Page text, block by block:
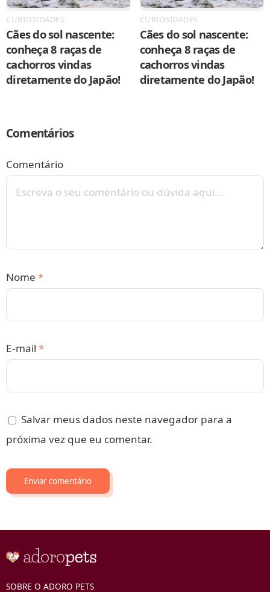
CURIOSIDADES
Cães do sol nascente:
conheça 8 raças de
cachorros vindas
diretamente do Japão!
CURIOSIDADES
Cães do sol nascente:
conheça 8 raças de
cachorros vindas
diretamente do Japão!
Comentários
Comentário
Nome *
E-mail *
Salvar meus dados neste navegador para a
próxima vez que eu comentar.
SOBRE O ADORO PETS